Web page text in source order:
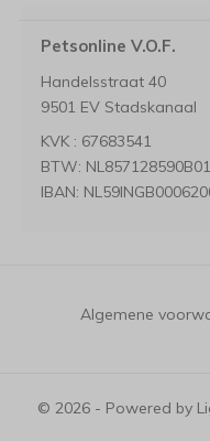
Petsonline V.O.F.
Handelsstraat 40
9501 EV Stadskanaal
KVK : 67683541
BTW: NL857128590B01
IBAN:
© 2026 - Powered by
Algemene